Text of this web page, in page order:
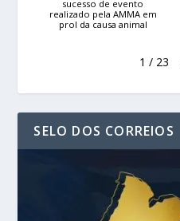
sucesso de evento
realizado pela AMMA em
prol da causa animal
1 / 23
SELO DOS CORREIOS